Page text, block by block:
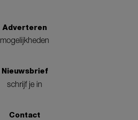
Adverteren
mogelijkheden
Nieuwsbrief
schrijf je in
Contact